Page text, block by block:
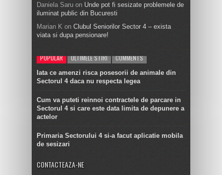
Daniela Saru on Unde pot fi sesizate problemele de
iluminat public din Bucuresti
Marian K on Clubul Seniorilor Sector 4 – exista
viata si dupa pensionare!
POPULAR ULTIMELE STIRI COMMENTS
Iata ce amenzi risca posesorii de animale din
Sectorul 4 daca nu respecta legea
Cum va puteti reinnoi contractele de parcare in
Sectorul 4 si care este data limita de depunere a
actelor
Primaria Sectorului 4 si-a facut aplicatie mobila
de sesizari
CONTACTEAZA-NE